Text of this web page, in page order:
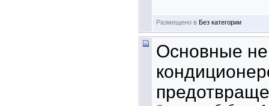
Размещено в Без категории
Основные